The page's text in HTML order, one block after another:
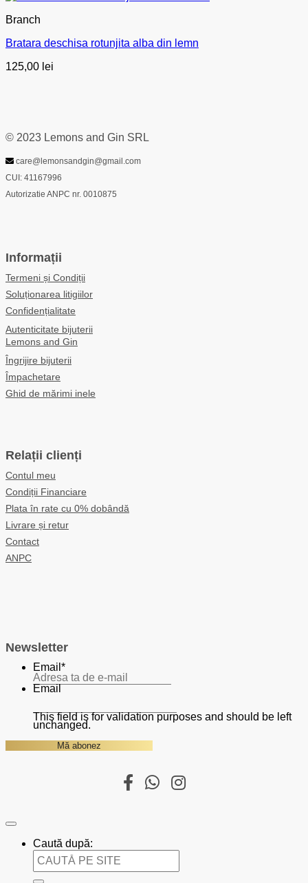
Branch
Bratara deschisa rotunjita alba din lemn
125,00 lei
© 2023 Lemons and Gin SRL
care@lemonsandgin@gmail.com
CUI: 41167996
Autorizatie ANPC nr. 0010875
Informații
Termeni și Condiții
Soluționarea litigiilor
Confidențialitate
Autenticitate bijuterii
Lemons and Gin
Îngrijire bijuterii
Împachetare
Ghid de mărimi inele
Relații clienți
Contul meu
Condiții Financiare
Plata în rate cu 0% dobândă
Livrare și retur
Contact
ANPC
Newsletter
Email *
Email
This field is for validation purposes and should be left
unchanged.
Caută după: